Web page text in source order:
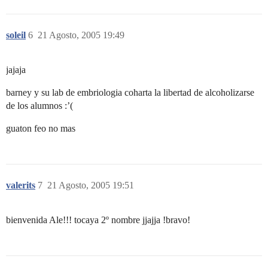
soleil 21 Agosto, 2005 19:49
6
jajaja
barney y su lab de embriologia coharta la libertad de alcoholizarse
de los alumnos :’(
guaton feo no mas
valerits 21 Agosto, 2005 19:51
7
bienvenida Ale!!! tocaya 2º nombre jjajja !bravo!